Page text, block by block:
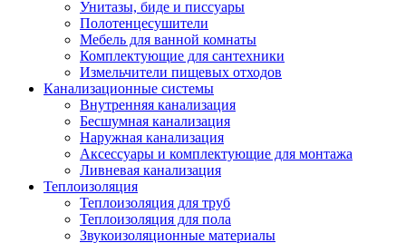
Унитазы, биде и писсуары
Полотенцесушители
Мебель для ванной комнаты
Комплектующие для сантехники
Измельчители пищевых отходов
Канализационные системы
Внутренняя канализация
Бесшумная канализация
Наружная канализация
Аксессуары и комплектующие для монтажа
Ливневая канализация
Теплоизоляция
Теплоизоляция для труб
Теплоизоляция для пола
Звукоизоляционные материалы